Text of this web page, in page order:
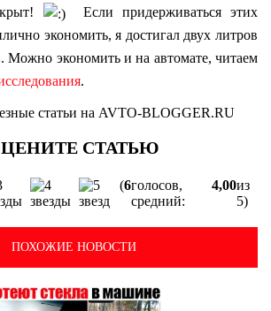
Если придерживаться этих
экономить, я достигал двух литров
Можно экономить и на автомате, читаем
.
статьи на AVTO-BLOGGER.RU
(6голосов,
средний:
4,00из
5)
ПОХОЖИЕ НОВОСТИ